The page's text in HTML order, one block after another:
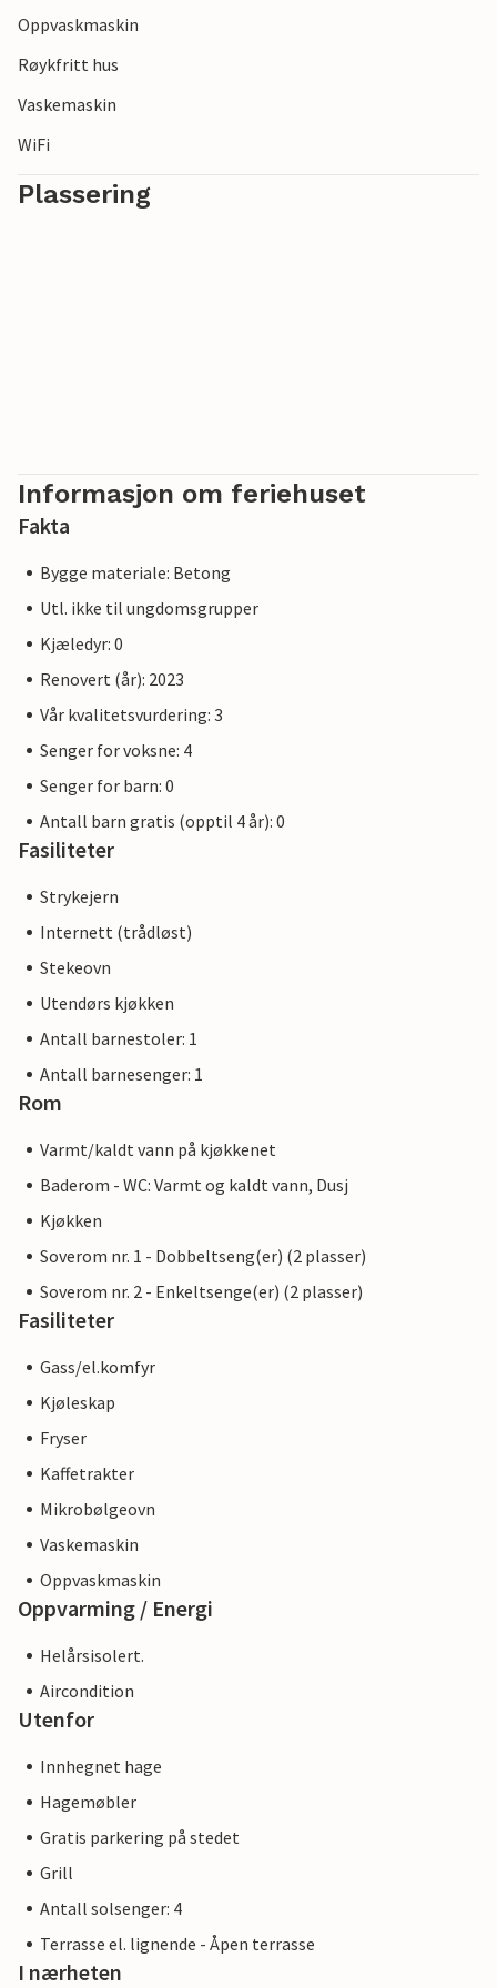
Oppvaskmaskin
Røykfritt hus
Vaskemaskin
WiFi
Plassering
Informasjon om feriehuset
Fakta
Bygge materiale: Betong
Utl. ikke til ungdomsgrupper
Kjæledyr: 0
Renovert (år): 2023
Vår kvalitetsvurdering: 3
Senger for voksne: 4
Senger for barn: 0
Antall barn gratis (opptil 4 år): 0
Fasiliteter
Strykejern
Internett (trådløst)
Stekeovn
Utendørs kjøkken
Antall barnestoler: 1
Antall barnesenger: 1
Rom
Varmt/kaldt vann på kjøkkenet
Baderom - WC: Varmt og kaldt vann, Dusj
Kjøkken
Soverom nr. 1 - Dobbeltseng(er) (2 plasser)
Soverom nr. 2 - Enkeltsenge(er) (2 plasser)
Fasiliteter
Gass/el.komfyr
Kjøleskap
Fryser
Kaffetrakter
Mikrobølgeovn
Vaskemaskin
Oppvaskmaskin
Oppvarming / Energi
Helårsisolert.
Aircondition
Utenfor
Innhegnet hage
Hagemøbler
Gratis parkering på stedet
Grill
Antall solsenger: 4
Terrasse el. lignende - Åpen terrasse
I nærheten